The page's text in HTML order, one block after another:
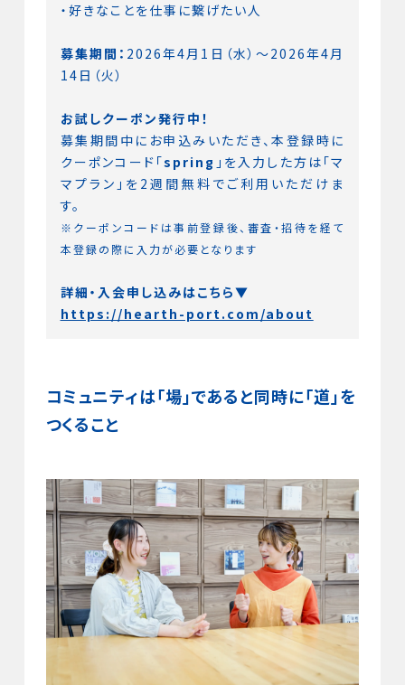
・好きなことを仕事に繋げたい人
募集期間： 2026年4月1日（水）〜2026年4月
14日（火）
お試しクーポン発行中！
募集期間中にお申込みいただき、本登録時に
クーポンコード「spring 」を入力した方は「マ
マプラン」を2週間無料でご利用いただけま
す。
※クーポンコードは事前登録後、審査・招待を経て
本登録の際に入力が必要となります
詳細・入会申し込みはこちら▼
https://hearth-port.com/about
コミュニティは「場」であると同時に「道」を
つくること